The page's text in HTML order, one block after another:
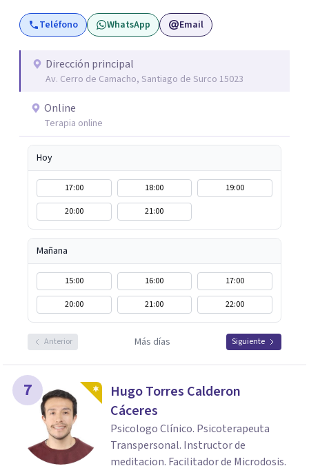
juicios, donde tu historia tiene un lugar y tu
transformación es posible. Si estás listo para priorizarte
bienestar, será un honor acompañarte. Agenda tu
primera sesión y empecemos juntos este viaje.
Teléfono WhatsApp Email
Dirección principal
Av. Cerro de Camacho, Santiago de Surco 15023
Online
Terapia online
Hoy
17:00 18:00
19:00
20:00
21:00
Mañana
15:00 16:00
17:00
20:00
21:00 22:00
Anterior Más días Siguiente
7
Hugo Torres Calderon
Cáceres
Psicologo Clínico. Psicoterapeuta
Transpersonal. Instructor de
meditacion. Facilitador de Microdosis.